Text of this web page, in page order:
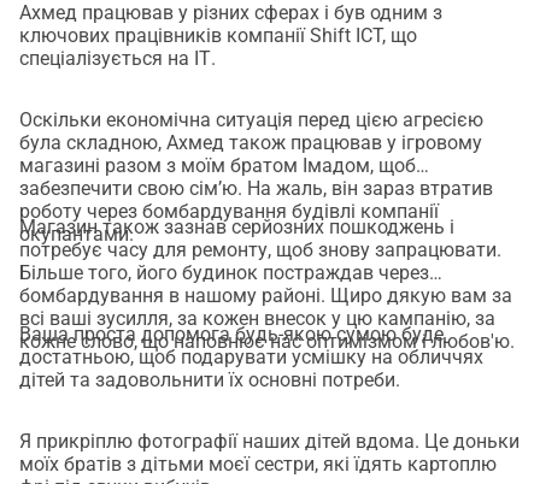
Ахмед працював у різних сферах і був одним з
ключових працівників компанії Shift ICT, що
спеціалізується на ІТ.
Оскільки економічна ситуація перед цією агресією
була складною, Ахмед також працював у ігровому
магазині разом з моїм братом Імадом, щоб
забезпечити свою сім’ю. На жаль, він зараз втратив
роботу через бомбардування будівлі компанії
окупантами.
Магазин також зазнав серйозних пошкоджень і
потребує часу для ремонту, щоб знову запрацювати.
Більше того, його будинок постраждав через
бомбардування в нашому районі. Щиро дякую вам за
всі ваші зусилля, за кожен внесок у цю кампанію, за
кожне слово, що наповнює нас оптимізмом і любов'ю.
Ваша проста допомога будь-якою сумою буде
достатньою, щоб подарувати усмішку на обличчях
дітей та задовольнити їх основні потреби.
Я прикріплю фотографії наших дітей вдома. Це доньки
моїх братів з дітьми моєї сестри, які їдять картоплю